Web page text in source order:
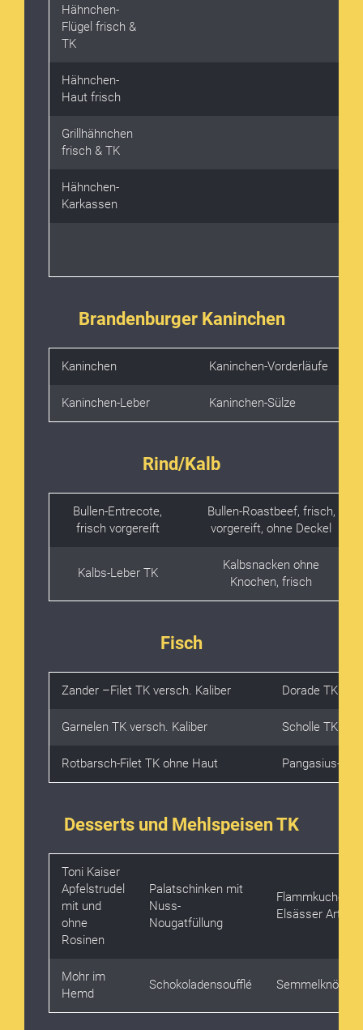
Hähnchen-
Flügel frisch &
TK
Hähnchen-
Haut frisch
Grillhähnchen
frisch & TK
Hähnchen-
Karkassen
Brandenburger Kaninchen
Kaninchen Kaninchen-Vorderläufe
Kaninchen-Leber Kaninchen-Sülze
Rind/Kalb
Bullen-Entrecote,
frisch vorgereift
Bullen-Roastbeef, frisch,
vorgereift, ohne Deckel
Kalbs-Leber TK
Kalbsnacken ohne
Knochen, frisch
Fisch
Zander –Filet TK versch. Kaliber Dorade TK
Garnelen TK versch. Kaliber Scholle TK
Rotbarsch-Filet TK ohne Haut Pangasius-
Desserts und Mehlspeisen TK
Toni Kaiser
Apfelstrudel
mit und
ohne
Rosinen
Palatschinken mit
Nuss-
Nougatfüllung
Flammkuchen
Elsässer Art
Mohr im
Hemd
Schokoladensoufflé Semmelknödel